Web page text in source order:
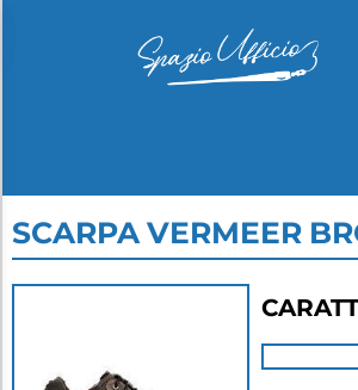
SCARPA VERMEER